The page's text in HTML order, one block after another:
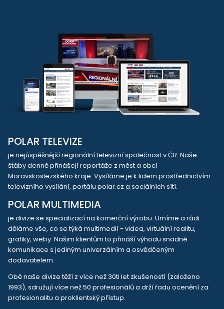
POLAR TELEVIZE
je nejúspěšnější regionální televizní společnost v ČR. Naše
štáby denně přinášejí reportáže z měst a obcí
Moravskoslezského kraje. Vysíláme je k lidem prostřednictvím
televizního vysílání, portálu polar.cz a sociálních sítí.
POLAR MULTIMEDIA
je divize se specializací na komerční výrobu. Umíme a rádi
děláme vše, co se týká multimedií - videa, virtuální realitu,
grafiky, weby. Našim klientům to přináší výhodu snadné
komunikace s jediným univerzálním a osvědčeným
dodavatelem.
Obě naše divize těží z více než 30ti let zkušeností (založeno
1993), sdružují více než 50 profesionálů a drží řadu ocenění za
profesionalitu a proklientský přístup.